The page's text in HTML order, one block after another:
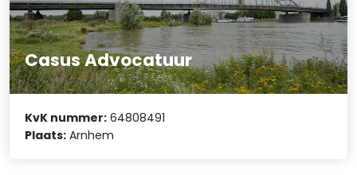
Casus Advocatuur
KvK nummer: 64808491
Plaats: Arnhem